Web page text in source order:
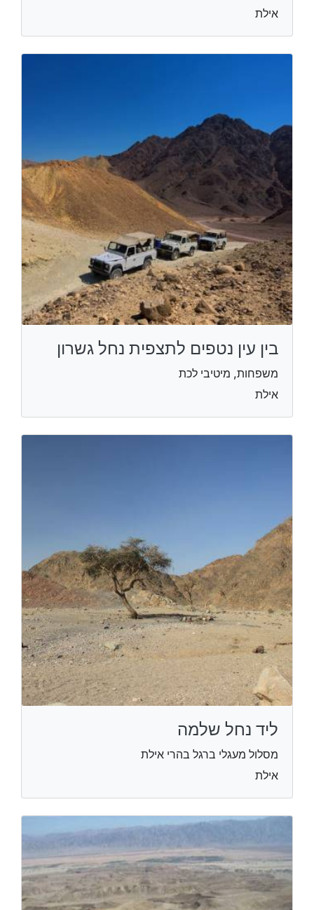
אילת
בין עין נטפים לתצפית נחל גשרון
משפחות, מיטיבי לכת
אילת
ליד נחל שלמה
מסלול מעגלי ברגל בהרי אילת
אילת